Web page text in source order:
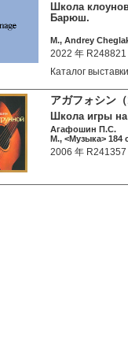
Школа
Барюш.
М., Andrey
2022 年 R248821
Каталог
アガフォシン
Школа игры на
Агафошин П.С.
М., <Музыка> 184
2006 年 R241357